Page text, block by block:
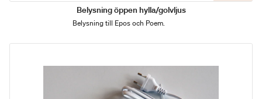
Belysning öppen hylla/golvljus
Belysning till Epos och Poem.